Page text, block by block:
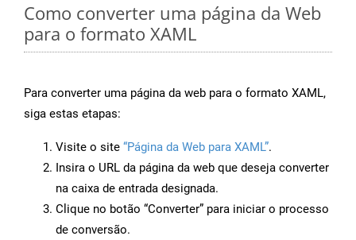
Como converter uma página da Web
para o formato XAML
Para converter uma página da web para o formato XAML,
siga estas etapas:
Visite o site “Página da Web para XAML”.
Insira o URL da página da web que deseja converter
na caixa de entrada designada.
Clique no botão “Converter” para iniciar o processo
de conversão.